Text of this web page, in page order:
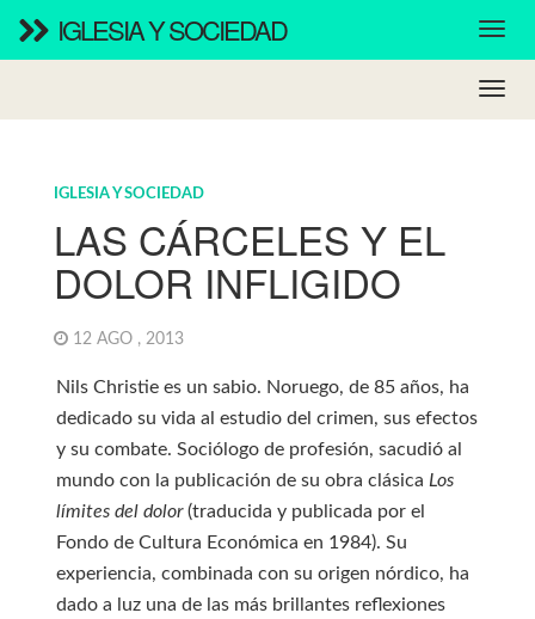
IGLESIA Y SOCIEDAD
IGLESIA Y SOCIEDAD
LAS CÁRCELES Y EL
DOLOR INFLIGIDO
12 AGO , 2013
Nils Christie es un sabio. Noruego, de 85 años, ha
dedicado su vida al estudio del crimen, sus efectos
y su combate. Sociólogo de profesión, sacudió al
mundo con la publicación de su obra clásica Los
límites del dolor(traducida y publicada por el
Fondo de Cultura Económica en 1984). Su
experiencia, combinada con su origen nórdico, ha
dado a luz una de las más brillantes reflexiones